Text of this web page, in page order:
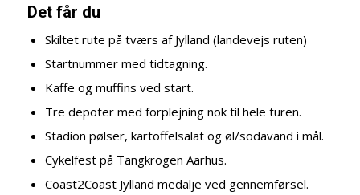
Det får du
Skiltet rute på tværs af Jylland (landevejs ruten)
Startnummer med tidtagning.
Kaffe og muffins ved start.
Tre depoter med forplejning nok til hele turen.
Stadion pølser, kartoffelsalat og øl/sodavand i mål.
Cykelfest på Tangkrogen Aarhus.
Coast2Coast Jylland medalje ved gennemførsel.